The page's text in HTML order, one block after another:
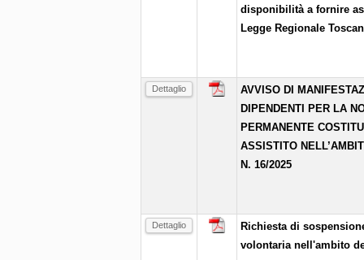
disponibilità a fornire
Legge Regionale
Dettaglio
AVVISO DI
DIPENDENTI PER LA
PERMANENTE
ASSISTITO
N. 16/2025
Dettaglio
Richiesta di
volontaria nell'ambito